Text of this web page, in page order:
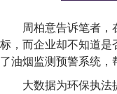
周柏意告诉笔者
标，而企业却不知道是
了油烟监测预警系统，
大数据为环保执法